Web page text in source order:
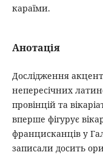
караїми.
Анотація
Дослідження
непересічних
провінцій та
вперше фігурує
францисканців у
записали досить